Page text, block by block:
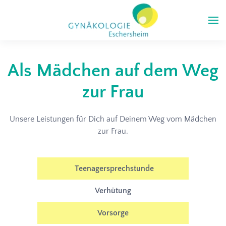
Skip to main content
Als Mädchen auf dem Weg
zur Frau
Unsere Leistungen für Dich auf Deinem Weg vom Mädchen
zur Frau.
Teenagersprechstunde
Verhütung
Vorsorge